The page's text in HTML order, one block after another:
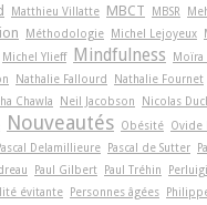
Matthieu Villatte MBCT MBSR
Méthodologie Michel Lejoyeux
Michel Ylieff Mindfulness
Moïra
Nathalie Fallourd Nathalie Fournet
Chawla Neil Jacobson Nicolas
Nouveautés Obésité Ovide
Delamillieure Pascal de Sutter
Paul Gilbert Paul Tréhin
évitante Personnes âgées